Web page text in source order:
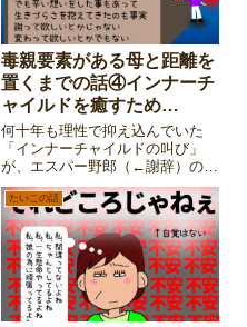
毒親要素がある母と距離を
置くまでの話④インナーチ
ャイルドを癒すため
に・・・
何十年も理性で抑え込んでいた
「インナーチャイルドの叫び」
が、エスパー野郎（←謝辞）の夫
の一言で溢れ出した私。生き辛さ
を感じている事が「自分の中の問
題」と解ってはいるけど、問題解
決へのひとつの行程として「抱え
続けた想い」を伝えたかっ
た・・・が！？
たいこの話